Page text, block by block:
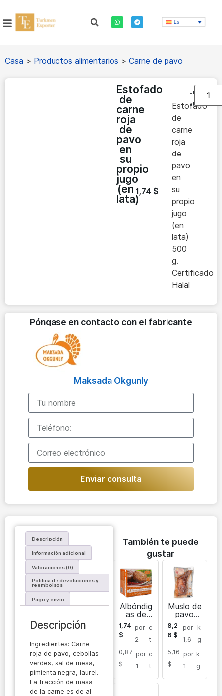
Es
Casa > Productos alimentarios > Carne de pavo
Estofado
de
carne
roja
de
pavo
en
su
propio
jugo
(en
lata)
1,74 $
Estofado
de
carne
roja
de
pavo
en
su
propio
jugo
(en
lata)
500
g.
Certificado
Halal
En
stock
Póngase en contacto con el fabricante
Maksada Okgunly
Enviar consulta
Descripción
Información adicional
Valoraciones (0)
Política de devoluciones y
reembolsos
Pago y envío
Descripción
Ingredientes: Carne
roja de pavo, cebollas
verdes, sal de mesa,
pimienta negra, laurel.
La fracción de masa
de la carne es de al
También te puede
gustar
Albóndig
as de
pavo
congelad
as
1,74
$
por
2
c
t
0,87
$
por
1
c
t
Muslo de
pavo
congelad
o en
adobo
8,2
6 $
por
1,6
k
g
5,16
$
por
1
k
g